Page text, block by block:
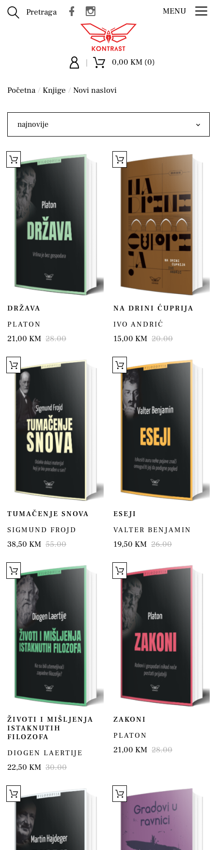
Pretraga MENU
0,00 KM (0)
Početna Knjige Novi naslovi
najnovije
DRŽAVA
PLATON
21,00 KM 28.00
NA DRINI ĆUPRIJA
IVO ANDRIĆ
15,00 KM 20.00
TUMAČENJE SNOVA
SIGMUND FROJD
38,50 KM 55.00
ESEJI
VALTER BENJAMIN
19,50 KM 26.00
ŽIVOTI I MIŠLJENJA
ISTAKNUTIH
FILOZOFA
DIOGEN LAERTIJE
22,50 KM 30.00
ZAKONI
PLATON
21,00 KM 28.00